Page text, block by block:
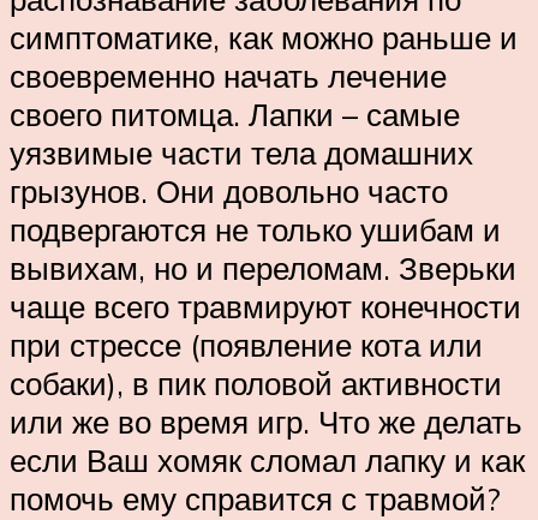
симптоматике, как можно раньше и
своевременно начать лечение
своего питомца. Лапки – самые
уязвимые части тела домашних
грызунов. Они довольно часто
подвергаются не только ушибам и
вывихам, но и переломам. Зверьки
чаще всего травмируют конечности
при стрессе (появление кота или
собаки), в пик половой активности
или же во время игр. Что же делать
если Ваш хомяк сломал лапку и как
помочь ему справится с травмой?